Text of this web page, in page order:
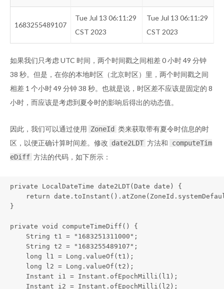
1683255489107
Tue Jul 13 06:11:29
CST 2023
Tue Jul 13 06:11:29
CST 2023
如果我们只考虑 UTC 时间，两个时间戳之间相差 0 小时 49 分钟
38 秒。但是，在你的本地时区（北京时区）里，两个时间戳之间
相差 1 个小时 49 分钟 38 秒。也就是说，时区差不应该是固定的 8
小时，而应该是考虑到夏令时的影响后得出的动态值。
因此，我们可以通过使用 ZoneId 类来获取带有夏令时信息的时
区，以便正确计算时间差。修改 date2LDT 方法和
computeTim
eDiff 方法的代码，如下所示：
private LocalDateTime date2LDT(Date date) {
return
}
private void computeTimeDiff() {
    String t1 = "1683251311000";
    String t2 = "1683255489107";
    long l1 = Long.valueOf(t1);
    long l2 = Long.valueOf(t2);
    Instant i1 = Instant.ofEpochMilli(l1);
    Instant i2 = Instant.ofEpochMilli(l2);